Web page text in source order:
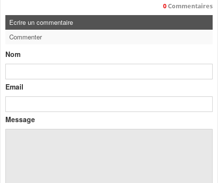
0 Commentaires
Ecrire un commentaire
Commenter
Nom
Email
Message